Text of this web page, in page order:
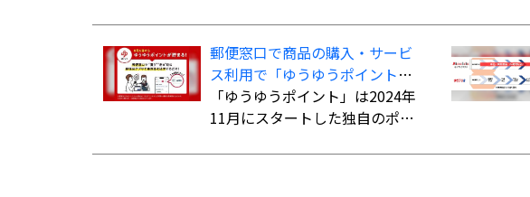
（長さ最大60cm）、重さ2kgま
での荷物を航空便扱いで送るこ
とができる。書留扱いの「国際e
パケット」よりも低料金で利用
でき、追跡サービスにも対応し
郵便窓口で商品の購入・サービ
ス利用で「ゆうゆうポイント」
を付与、「ゆうちょPayポイン
ト」への交換も開始
「ゆうゆうポイント」は2024年
11月にスタートした独自のポイ
便局アプリ」の会員証を提示し